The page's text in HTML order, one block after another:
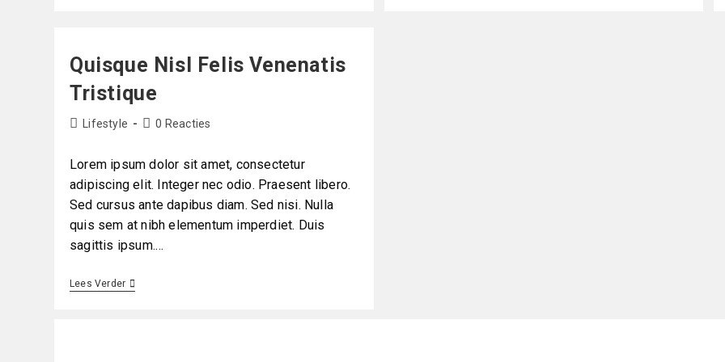
Quisque Nisl Felis Venenatis
Tristique
Lifestyle 0 Reacties
Lorem ipsum dolor sit amet, consectetur
adipiscing elit. Integer nec odio. Praesent libero.
Sed cursus ante dapibus diam. Sed nisi. Nulla
quis sem at nibh elementum imperdiet. Duis
sagittis ipsum.…
Lees Verder